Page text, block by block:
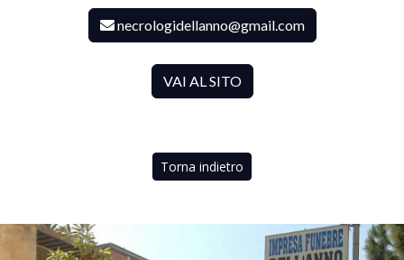
necrologidellanno@gmail.com
VAI AL SITO
Torna indietro